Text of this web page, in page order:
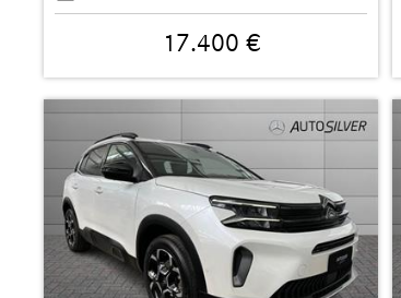
17.400 €